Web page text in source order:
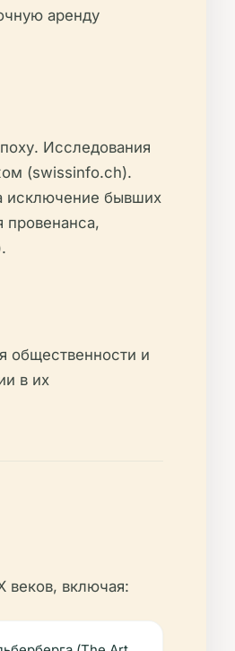
аренду
Исследования
(swissinfo.ch).
исключение бывших
провенанса,
общественности и
в их
веков, включая: